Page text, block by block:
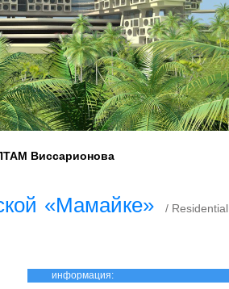
Виссарионова
«Мамайке»
/ Residential
информация: